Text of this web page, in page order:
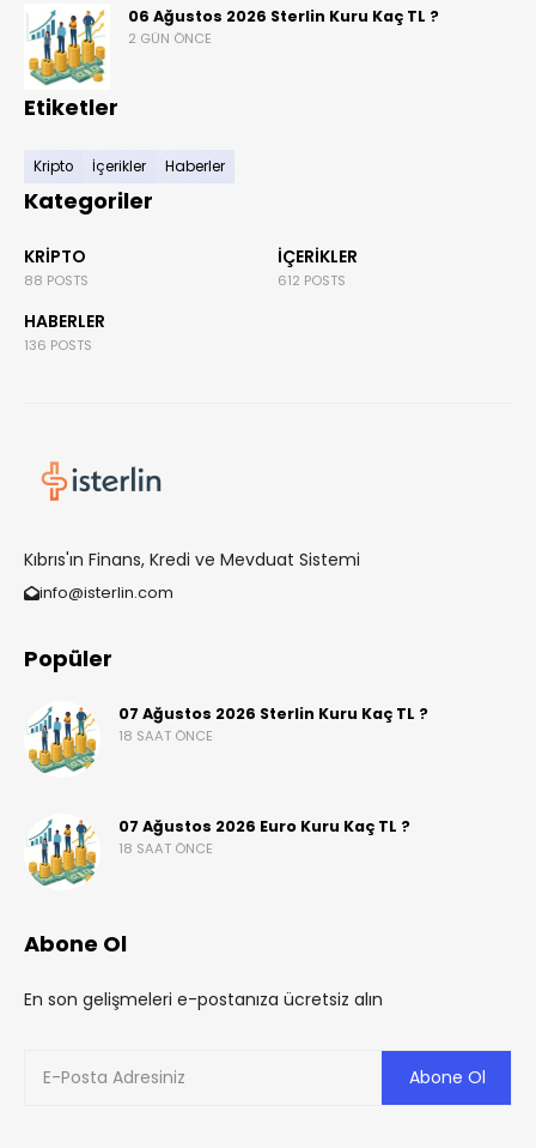
06 Ağustos 2026 Sterlin Kuru Kaç TL ?
2 GÜN ÖNCE
Etiketler
Kripto İçerikler Haberler
Kategoriler
KRIPTO
88 POSTS
İÇERIKLER
612 POSTS
HABERLER
136 POSTS
Kıbrıs'ın Finans, Kredi ve Mevduat Sistemi
info@isterlin.com
Popüler
07 Ağustos 2026 Sterlin Kuru Kaç TL ?
18 SAAT ÖNCE
07 Ağustos 2026 Euro Kuru Kaç TL ?
18 SAAT ÖNCE
Abone Ol
En son gelişmeleri e-postanıza ücretsiz alın